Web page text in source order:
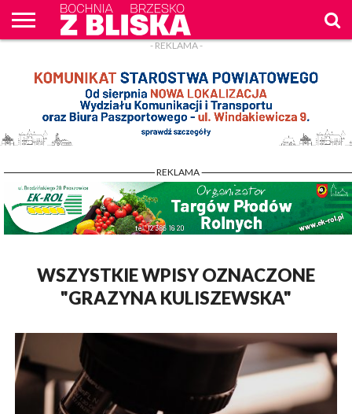
WPROST
REKLAM
- REKLAMA -
- REKLAMA -
WSZYSTKIE WPISY OZNACZONE
"GRAZYNA KULISZEWSKA"